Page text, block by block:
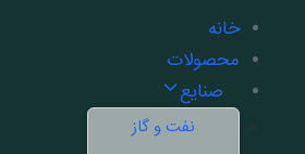
خانه
محصولات
صنایع
نفت و گاز